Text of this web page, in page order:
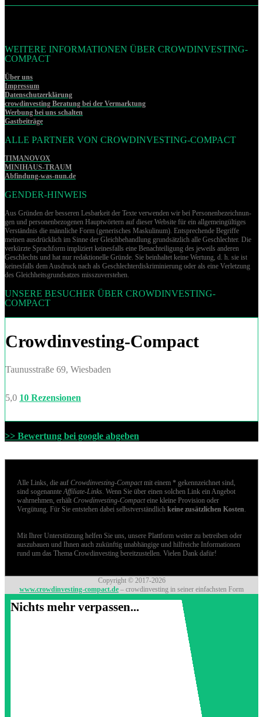
WEITERE INFORMATIONEN ÜBER CROWDINVESTING-
COMPACT
Über uns
Impressum
Datenschutzerklärung
crowdinvesting Beratung bei der Vermarktung
Werbung bei uns schalten
Gastbeiträge
ALLE PARTNER VON CROWDINVESTING-COMPACT
TIMANOVOX
MINIHAUS-TRAUM
Abfindung-was-nun.de
GENDER-HINWEIS
Aus Gründen der besseren Lesbarkeit der Texte verwenden wir bei Per­so­nen­be­zeich­nun­
gen und per­so­nen­be­zo­ge­nen Hauptwörtern auf dieser Website für ein allgemeingültiges
Verständnis die männliche Form (generisches Maskulinum). Entsprechende Begriffe
meinen ausdrücklich im Sinne der Gleichbehandlung grund­sätz­lich alle Geschlechter. Die
verkürzte Sprachform impliziert keinesfalls eine Benachteiligung des jeweils anderen
Geschlechts und hat nur redaktionelle Gründe. Sie beinhaltet keine Wertung, d. h. sie ist
keinesfalls dem Ausdruck nach als Geschlechterdiskriminierung oder als eine Verletzung
des Gleich­heits­grund­sat­zes misszuverstehen.
UNSERE BESUCHER ÜBER CROWDINVESTING-
COMPACT
Crowdinvesting-Compact
Taunusstraße 69, Wiesbaden
5,0 10 Rezensionen
>> Bewertung bei google abgeben
Alle Links, die auf Crowdinvesting-Compactmit einem * gekennzeichnet sind,
sind sogenannteAffiliate-Links. Wenn Sie über einen solchen Link ein Angebot
wahrnehmen, erhält Crowdinvesting-Compacteine kleine Provision oder
Vergütung. Für Sie entstehen dabei selbstverständlich keine zusätzlichen Kosten.
Mit Ihrer Unterstützung helfen Sie uns, unsere Plattform weiter zu betreiben oder
auszubauen und Ihnen auch zukünftig unabhängige und hilfreiche Informationen
rund um das Thema Crowdinvesting bereitzustellen. Vielen Dank dafür!
Copyright © 2017-2026
www.crowdinvesting-compact.de – crowdinvesting in seiner einfachsten Form
Nichts mehr verpassen...